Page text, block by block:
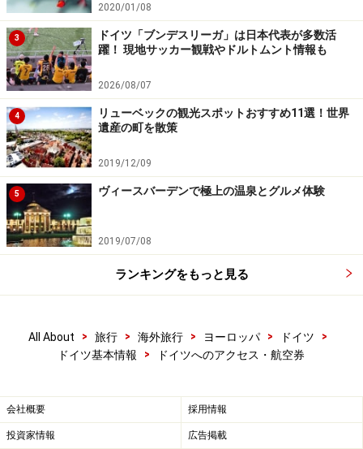
2020/01/08
3
ドイツ「ブンデスリーガ」は日本代表が多数活
躍！ 現地サッカー観戦やドルトムント情報も
2026/08/07
4
リューベックの観光スポットおすすめ11選！世界
遺産の町を散策
2019/12/09
5 ヴィースバーデンで極上の温泉とグルメ体験
2019/07/08
ランキングをもっと見る
All About > 旅行 > 海外旅行 > ヨーロッパ > ドイツ
>
ドイツ基本情報
> ドイツへのアクセス・航空券
会社概要 採用情報
投資家情報 広告掲載